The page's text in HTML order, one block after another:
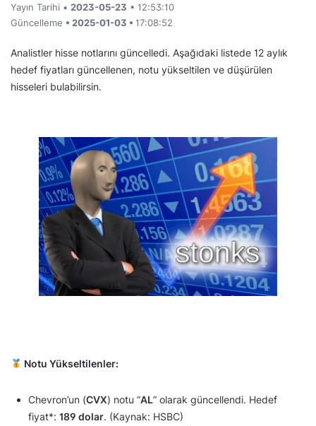
Yayın Tarihi • 2023-05-23 • 12:53:10
Güncelleme • 2025-01-03 • 17:08:52
Analistler hisse notlarını güncelledi. Aşağıdaki listede 12 aylık
hedef fiyatları güncellenen, notu yükseltilen ve düşürülen
hisseleri bulabilirsin.
Notu Yükseltilenler:
Chevron’un (CVX) notu “AL” olarak güncellendi. Hedef
fiyat*: 189 dolar. (Kaynak: HSBC)